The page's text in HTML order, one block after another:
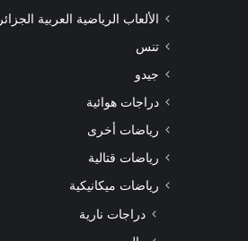
الألعاب الرياضية العربية الجزائر 2023
تنس
جيدو
دراجات هوائية
رياضات أخرى
رياضات قتالية
رياضات ميكانيكية
دراجات نارية